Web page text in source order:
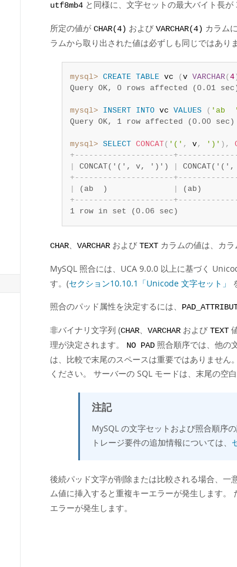
utf8mb4 と同様に、文字セットの最大バイト長が
所定の値が CHAR(4) および VARCHAR(4) カラム
ラムから取り出された値は必ずしも同じではあり
mysql> CREATE TABLE vc (v VARCHAR(4
Query OK, 0 rows affected (0.01
mysql> INSERT INTO vc VALUES ( 'ab  '
Query OK, 1 row affected (0.00 sec)
mysql> SELECT CONCAT( '(' , v, ')' ) ,
+ - - - - - - - - - - - - - - - - - - - - - + - - - - - - - - - - - -
CONCAT('(', v, ')')
+ - - - - - - - - - - - - - - - - - - - - - + - - - - - - - - - - - -
(ab  )
+ - - - - - - - - - - - - - - - - - - - - - + - - - - - - - - - - - -
1 row in set (0.06 sec)
CHAR、 VARCHAR および TEXT カラムの値は、カ
MySQL 照合には、UCA 9.0.0 以上に基づく
す。(セクション10.10.1「Unicode 文字セット」
照合のパッド属性を決定するには、
非バイナリ文字列 (CHAR、 VARCHAR および TEXT
理が決定されます。
NO PAD 照合順序では、他の
は、比較で末尾のスペースは重要ではありません
ください。 サーバーの SQL モードは、末尾の空
注記
MySQL の文字セットおよび照合順序の
トレージ要件の追加情報については、
後続パッド文字が削除または比較される場合、一
ム値に挿入すると重複キーエラーが発生します。
エラーが発生します。